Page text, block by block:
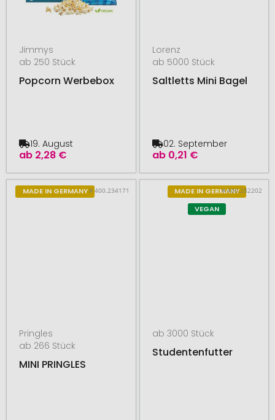
Jimmys
ab 250 Stück
Popcorn Werbebox
ab 2,28 €
19. August
Lorenz
ab 5000 Stück
Saltletts Mini Bagel
ab 0,21 €
02. September
MADE IN GERMANY# 400.234171
Pringles
ab 266 Stück
MINI PRINGLES
MADE IN GERMANY
VEGAN
# 400.282202
ab 3000 Stück
Studentenfutter